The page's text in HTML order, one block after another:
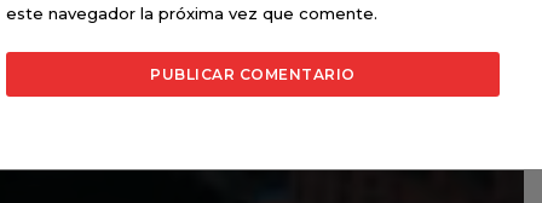
este navegador la próxima vez que comente.